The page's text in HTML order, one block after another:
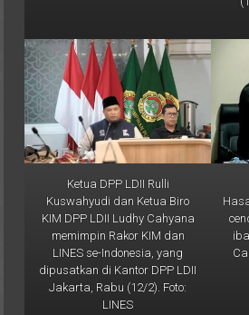
Ketua DPP LDII Rulli
Kuswahyudi dan Ketua Biro
KIM DPP LDII Ludhy Cahyana
memimpin Rakor KIM dan
LINES se-Indonesia, yang
dipusatkan di Kantor DPP LDII
Jakarta, Rabu (12/2). Foto: